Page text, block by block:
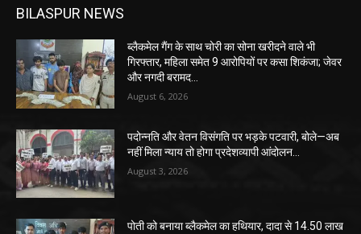
BILASPUR NEWS
ब्लैकमेल गैंग के साथ चोरी का सोना खरीदने वाले भी
गिरफ्तार, महिला समेत 9 आरोपियों पर कसा शिकंजा; जेवर
और नगदी बरामद…
August 6, 2026
पदोन्नति और वेतन विसंगति पर भड़के पटवारी, बोले—अब
नहीं मिला न्याय तो होगा प्रदेशव्यापी आंदोलन…
August 3, 2026
पोती को बनाया ब्लैकमेल का हथियार, दादा से 14.50 लाख